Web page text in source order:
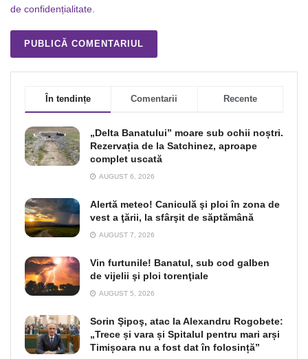
de confidențialitate
În tendințe Comentarii Recente
„Delta Banatului” moare sub ochii noștri.
Rezervația de la Satchinez, aproape
complet uscată
AUGUST 6, 2026
Alertă meteo! Caniculă şi ploi în zona de
vest a ţării, la sfârşit de săptămână
AUGUST 7, 2026
Vin furtunile! Banatul, sub cod galben
de vijelii şi ploi torenţiale
AUGUST 5, 2026
Sorin Şipoş, atac la Alexandru Rogobete:
„Trece și vara și Spitalul pentru mari arși
Timișoara nu a fost dat în folosință”